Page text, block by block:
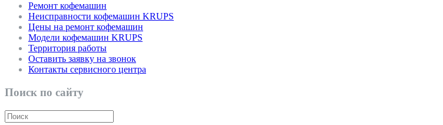
Ремонт кофемашин
Неисправности кофемашин KRUPS
Цены на ремонт кофемашин
Модели кофемашин KRUPS
Территория работы
Оставить заявку на звонок
Контакты сервисного центра
Поиск по сайту